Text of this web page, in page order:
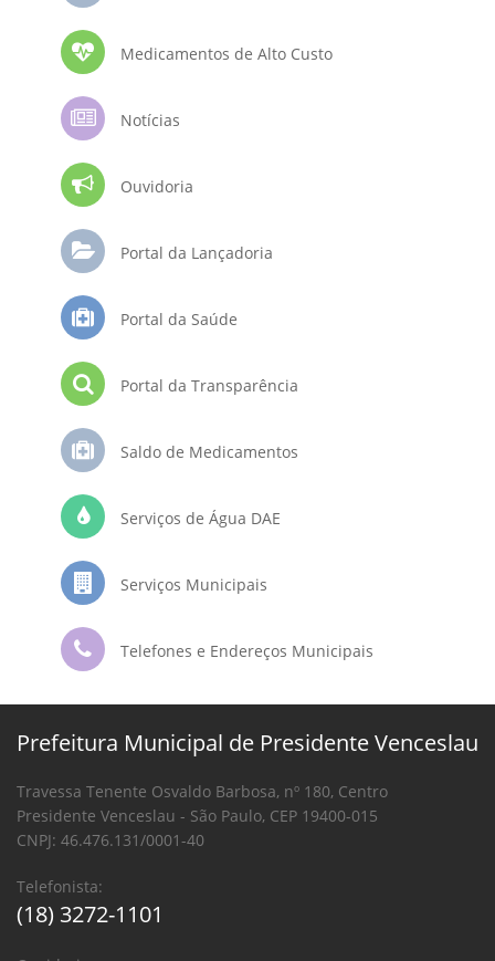
Medicamentos de Alto Custo
Notícias
Ouvidoria
Portal da Lançadoria
Portal da Saúde
Portal da Transparência
Saldo de Medicamentos
Serviços de Água DAE
Serviços Municipais
Telefones e Endereços Municipais
Prefeitura Municipal de Presidente Venceslau
Travessa Tenente Osvaldo Barbosa, nº 180, Centro
Presidente Venceslau - São Paulo, CEP 19400-015
CNPJ: 46.476.131/0001-40
Telefonista:
(18) 3272-1101